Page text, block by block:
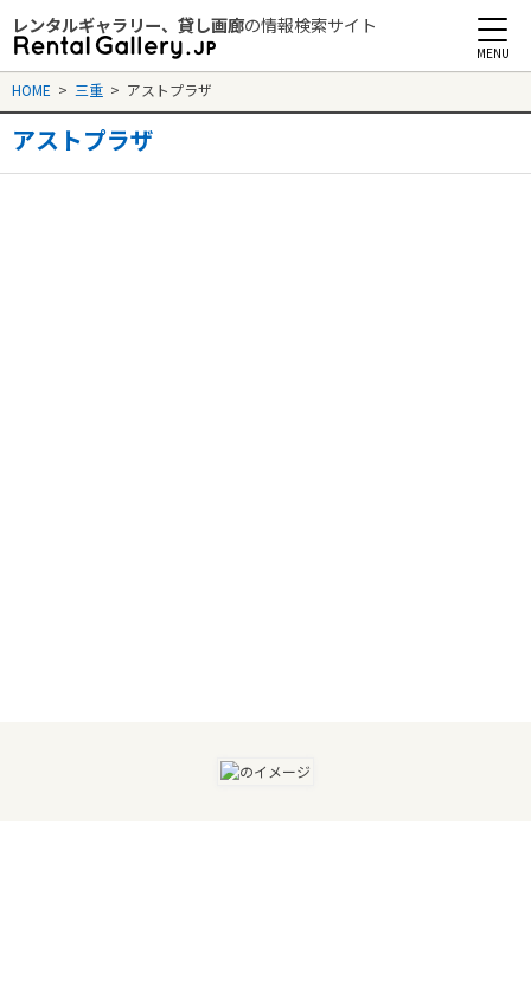
レンタルギャラリー、貸し画廊の情報検索サイト
Rental Gallery jp
HOME > 三重 > アストプラザ
アストプラザ